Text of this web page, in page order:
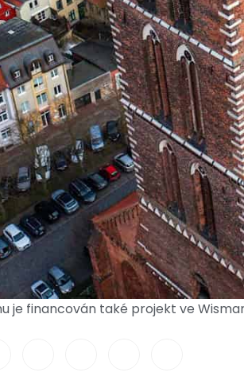
je financován také projekt ve